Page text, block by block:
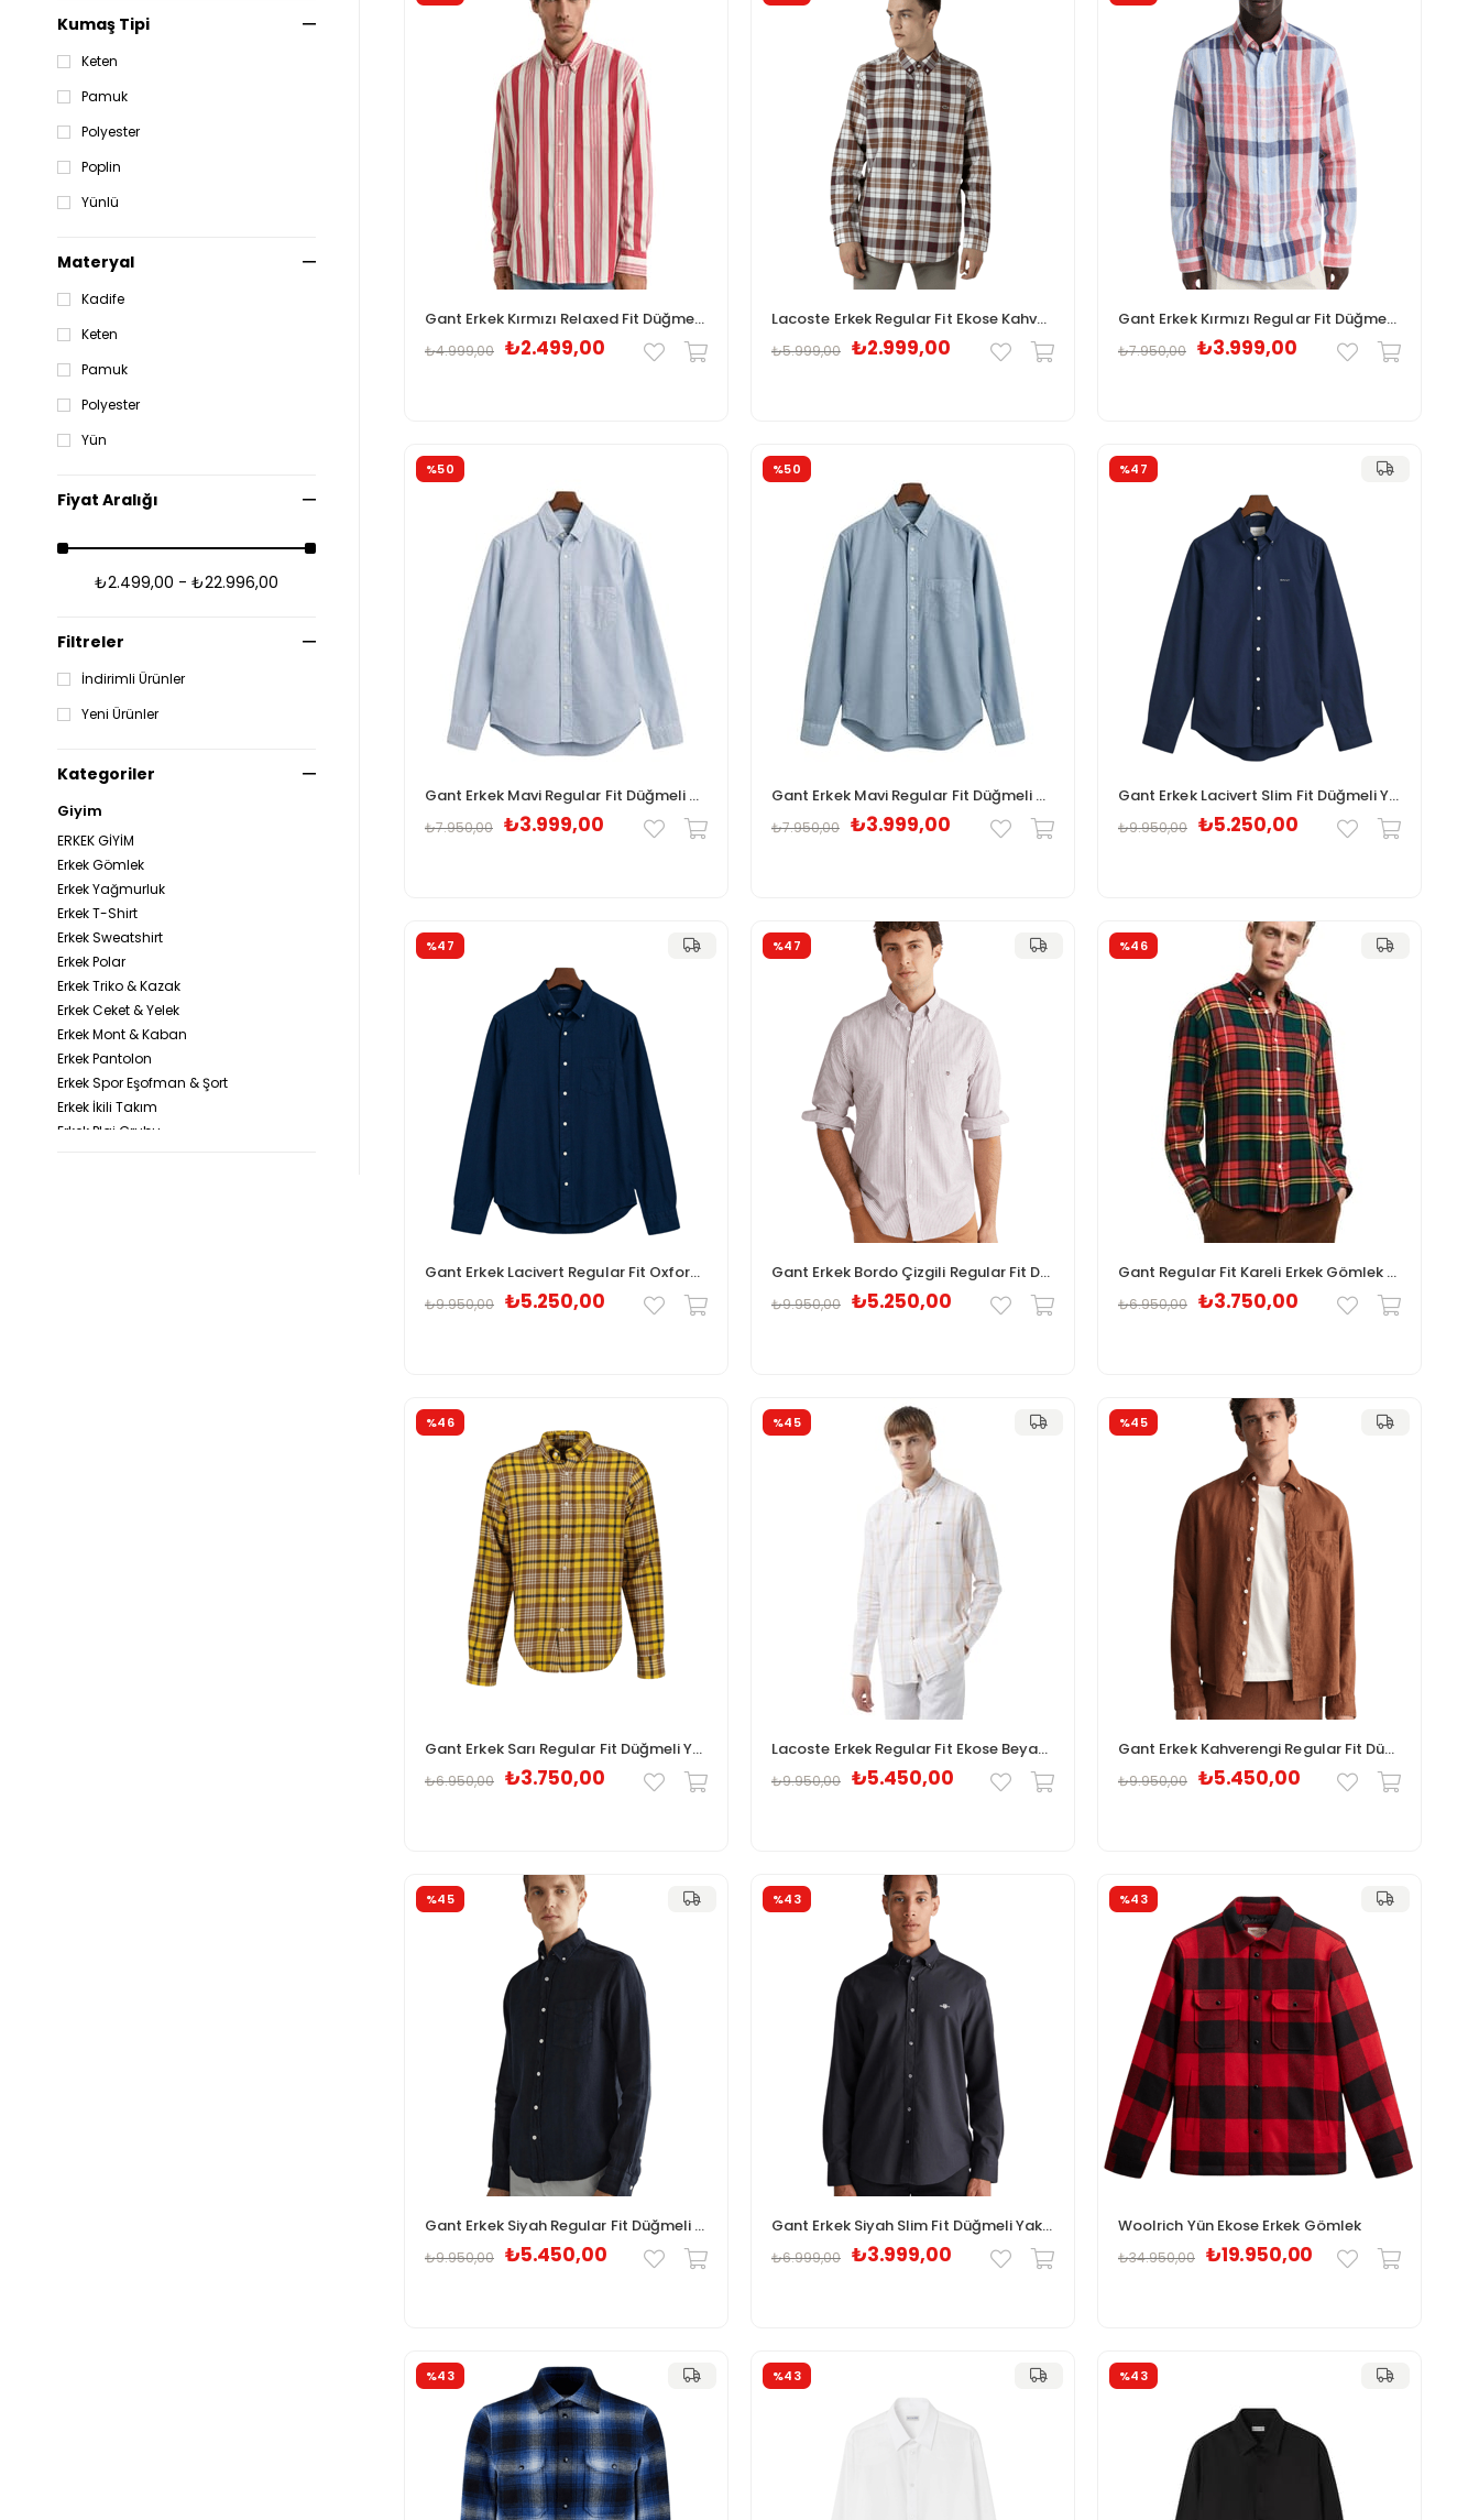
Kumaş Tipi
Keten
Pamuk
Polyester
Poplin
Yünlü
Materyal
Kadife
Keten
Pamuk
Polyester
Yün
Fiyat Aralığı
₺2.499,00 - ₺22.996,00
Filtreler
İndirimli Ürünler
Yeni Ürünler
Kategoriler
Giyim
ERKEK GİYİM
Erkek Gömlek
Erkek Yağmurluk
Erkek T-Shirt
Erkek Sweatshirt
Erkek Polar
Erkek Triko & Kazak
Erkek Ceket & Yelek
Erkek Mont & Kaban
Erkek Pantolon
Erkek Spor Eşofman & Şort
Erkek İkili Takım
Erkek Plaj Grubu
Gant Erkek Kırmızı Relaxed Fit Düğmeli Yaka Çizgili Gömlek
₺2.499,00
₺4.999,00
Lacoste Erkek Regular Fit Ekose Kahverengi Gömlek
₺2.999,00
₺5.999,00
Gant Erkek Kırmızı Regular Fit Düğmeli Yaka Kareli Keten Gömlek
₺3.999,00
₺7.950,00
Gant Erkek Mavi Regular Fit Düğmeli Yaka Gömlek 3230194.412
₺3.999,00
₺7.950,00
%50
Gant Erkek Mavi Regular Fit Düğmeli Yaka Oxford Gömlek 3240084.474
₺3.999,00
₺7.950,00
%50
Gant Erkek Lacivert Slim Fit Düğmeli Yaka Oxford Gömlek 3000302.410
₺5.250,00
₺9.950,00
%47
Gant Erkek Lacivert Regular Fit Oxford Gömlek 3230095.969
₺5.250,00
₺9.950,00
%47
Gant Erkek Bordo Çizgili Regular Fit Düğmeli Gömlek 3000230.604
₺5.250,00
₺9.950,00
%47
Gant Regular Fit Kareli Erkek Gömlek 3240228.620
₺3.750,00
₺6.950,00
%46
Gant Erkek Sarı Regular Fit Düğmeli Yaka Kareli Gömlek
₺3.750,00
₺6.950,00
%46
Lacoste Erkek Regular Fit Ekose Beyaz Gömlek
₺5.450,00
₺9.950,00
%45
Gant Erkek Kahverengi Regular Fit Düğmeli Yaka Keten Gömlek
₺5.450,00
₺9.950,00
%45
Gant Erkek Siyah Regular Fit Düğmeli Yaka Keten Gömlek
₺5.450,00
₺9.950,00
%45
Gant Erkek Siyah Slim Fit Düğmeli Yaka Gömlek
₺3.999,00
₺6.999,00
%43
Woolrich Yün Ekose Erkek Gömlek
₺19.950,00
₺34.950,00
%43
%43 %43 %43